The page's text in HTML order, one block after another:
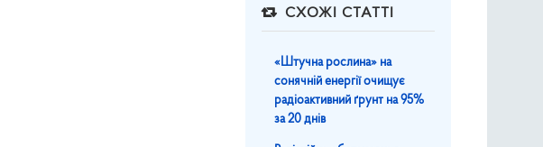
СХОЖІ СТАТТІ
«Штучна рослина» на
сонячній енергії очищує
радіоактивний ґрунт на 95%
за 20 днів